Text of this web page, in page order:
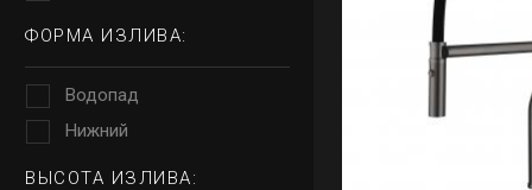
ФОРМА ИЗЛИВА:
Водопад
Нижний
ВЫСОТА ИЗЛИВА: